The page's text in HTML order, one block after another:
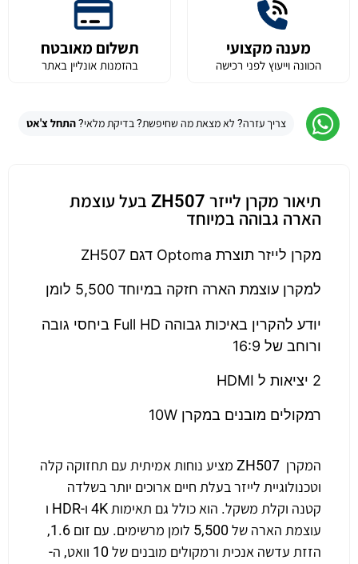
מענה מקצועי
הכוונה וייעוץ לפני רכישה
תשלום מאובטח
בהזמנות אונליין באתר
צריך עזרה? לא מצאת מה שחיפשת? בדיקת מלאי?התחל צ'אט
תיאור מקרן לייזר ZH507 בעל עוצמת
הארה גבוהה במיוחד
מקרן לייזר תוצרת Optoma דגם ZH507
למקרן עוצמת הארה חזקה במיוחד 5,500 לומן
יודע להקרין באיכות גבוהה Full HD ביחסי גובה
ורוחב של 16:9
2 יציאות ל HDMI
רמקולים מובנים במקרן 10W
המקרן ZH507 מציע נוחות אמיתית עם תחזוקה קלה
וטכנולוגיית לייזר בעלת חיים ארוכים יותר בשלדה
קטנה וקלת משקל. הוא כולל גם תאימות 4K ו-HDR ו
עוצמת הארה של 5,500 לומן מרשימים. עם זום 1.6,
הזזת עדשה אנכית ורמקולים מובנים של 10 וואט, ה-